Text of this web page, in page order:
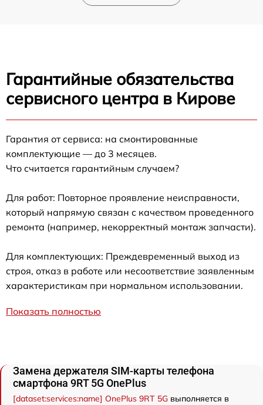
Гарантийные обязательства
сервисного центра в Кирове
Гарантия от сервиса: на смонтированные
комплектующие — до 3 месяцев.
Что считается гарантийным случаем?
Для работ: Повторное проявление неисправности,
который напрямую связан с качеством проведенного
ремонта (например, некорректный монтаж запчасти).
Для комплектующих: Преждевременный выход из
строя, отказ в работе или несоответствие заявленным
характеристикам при нормальном использовании.
Показать полностью
Замена держателя SIM-карты телефона
смартфона 9RT 5G OnePlus
[dataset:services:name] OnePlus 9RT 5G выполняется в